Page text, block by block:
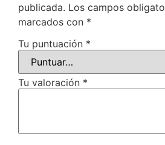
publicada. Los campos
marcados con *
Tu puntuación *
Tu valoración *